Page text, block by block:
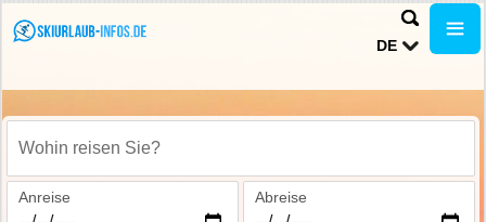
DE
Wohin reisen Sie?
Anreise Abreise